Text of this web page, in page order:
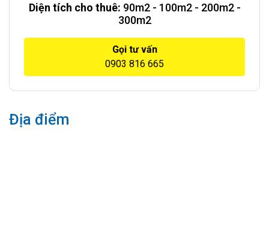
Diện tích cho thuê: 90m2 - 100m2 - 200m2 -
300m2
Gọi tư vấn
0903 816 665
Địa điểm